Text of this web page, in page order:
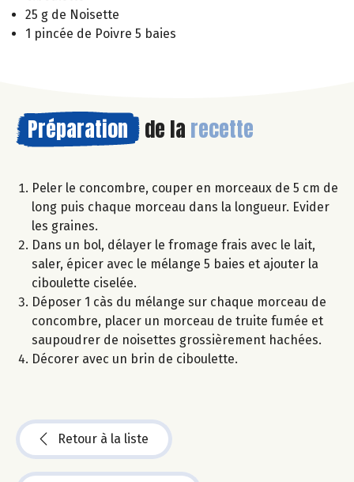
25 g de Noisette
1 pincée de Poivre 5 baies
Préparation de la recette
Peler le concombre, couper en morceaux de 5 cm de
long puis chaque morceau dans la longueur. Evider
les graines.
Dans un bol, délayer le fromage frais avec le lait,
saler, épicer avec le mélange 5 baies et ajouter la
ciboulette ciselée.
Déposer 1 càs du mélange sur chaque morceau de
concombre, placer un morceau de truite fumée et
saupoudrer de noisettes grossièrement hachées.
Décorer avec un brin de ciboulette.
Retour à la liste